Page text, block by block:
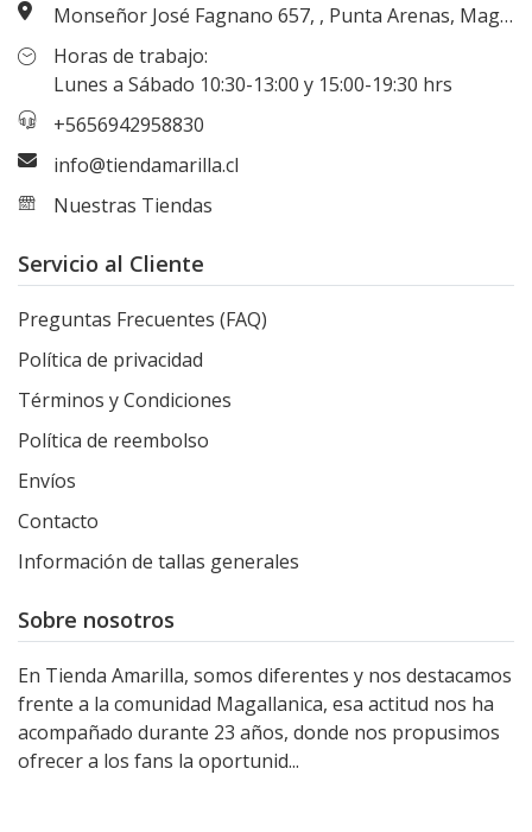
Monseñor José Fagnano 657, , Punta Arenas, Magallanes, Chile
Horas de trabajo:
Lunes a Sábado 10:30-13:00 y 15:00-19:30 hrs
+5656942958830
info@tiendamarilla.cl
Nuestras Tiendas
Servicio al Cliente
Preguntas Frecuentes (FAQ)
Política de privacidad
Términos y Condiciones
Política de reembolso
Envíos
Contacto
Información de tallas generales
Sobre nosotros
En Tienda Amarilla, somos diferentes y nos destacamos
frente a la comunidad Magallanica, esa actitud nos ha
acompañado durante 23 años, donde nos propusimos
ofrecer a los fans la oportunid...